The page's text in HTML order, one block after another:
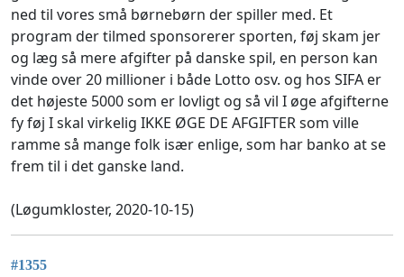
ned til vores små børnebørn der spiller med. Et
program der tilmed sponsorerer sporten, føj skam jer
og læg så mere afgifter på danske spil, en person kan
vinde over 20 millioner i både Lotto osv. og hos SIFA er
det højeste 5000 som er lovligt og så vil I øge afgifterne
fy føj I skal virkelig IKKE ØGE DE AFGIFTER som ville
ramme så mange folk især enlige, som har banko at se
frem til i det ganske land.
(Løgumkloster, 2020-10-15)
#1355